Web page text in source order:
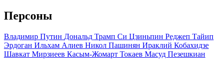
Персоны
Владимир Путин Дональд Трамп Си Цзиньпин Реджеп Тайип
Эрдоган Ильхам Алиев Никол Пашинян Ираклий Кобахидзе
Шавкат Мирзиеев Касым-Жомарт Токаев Масуд Пезешкиан